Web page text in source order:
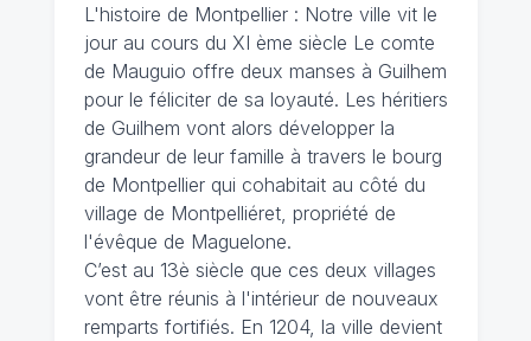
L'histoire de Montpellier : Notre ville vit le
jour au cours du XI ème siècle Le comte
de Mauguio offre deux manses à Guilhem
pour le féliciter de sa loyauté. Les héritiers
de Guilhem vont alors développer la
grandeur de leur famille à travers le bourg
de Montpellier qui cohabitait au côté du
village de Montpelliéret, propriété de
l'évêque de Maguelone.
C’est au 13è siècle que ces deux villages
vont être réunis à l'intérieur de nouveaux
remparts fortifiés. En 1204, la ville devient